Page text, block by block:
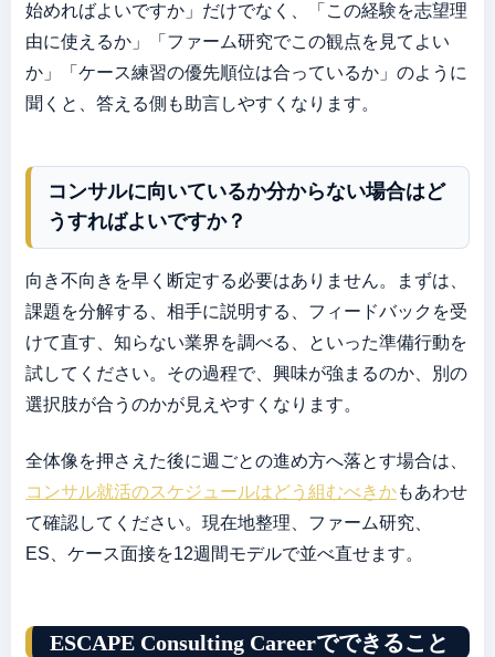
始めればよいですか」だけでなく、「この経験を志望理
由に使えるか」「ファーム研究でこの観点を見てよい
か」「ケース練習の優先順位は合っているか」のように
聞くと、答える側も助言しやすくなります。
コンサルに向いているか分からない場合はど
うすればよいですか？
向き不向きを早く断定する必要はありません。まずは、
課題を分解する、相手に説明する、フィードバックを受
けて直す、知らない業界を調べる、といった準備行動を
試してください。その過程で、興味が強まるのか、別の
選択肢が合うのかが見えやすくなります。
全体像を押さえた後に週ごとの進め方へ落とす場合は、
コンサル就活のスケジュールはどう組むべきかもあわせ
て確認してください。現在地整理、ファーム研究、
ES、ケース面接を12週間モデルで並べ直せます。
ESCAPE Consulting Careerでできること